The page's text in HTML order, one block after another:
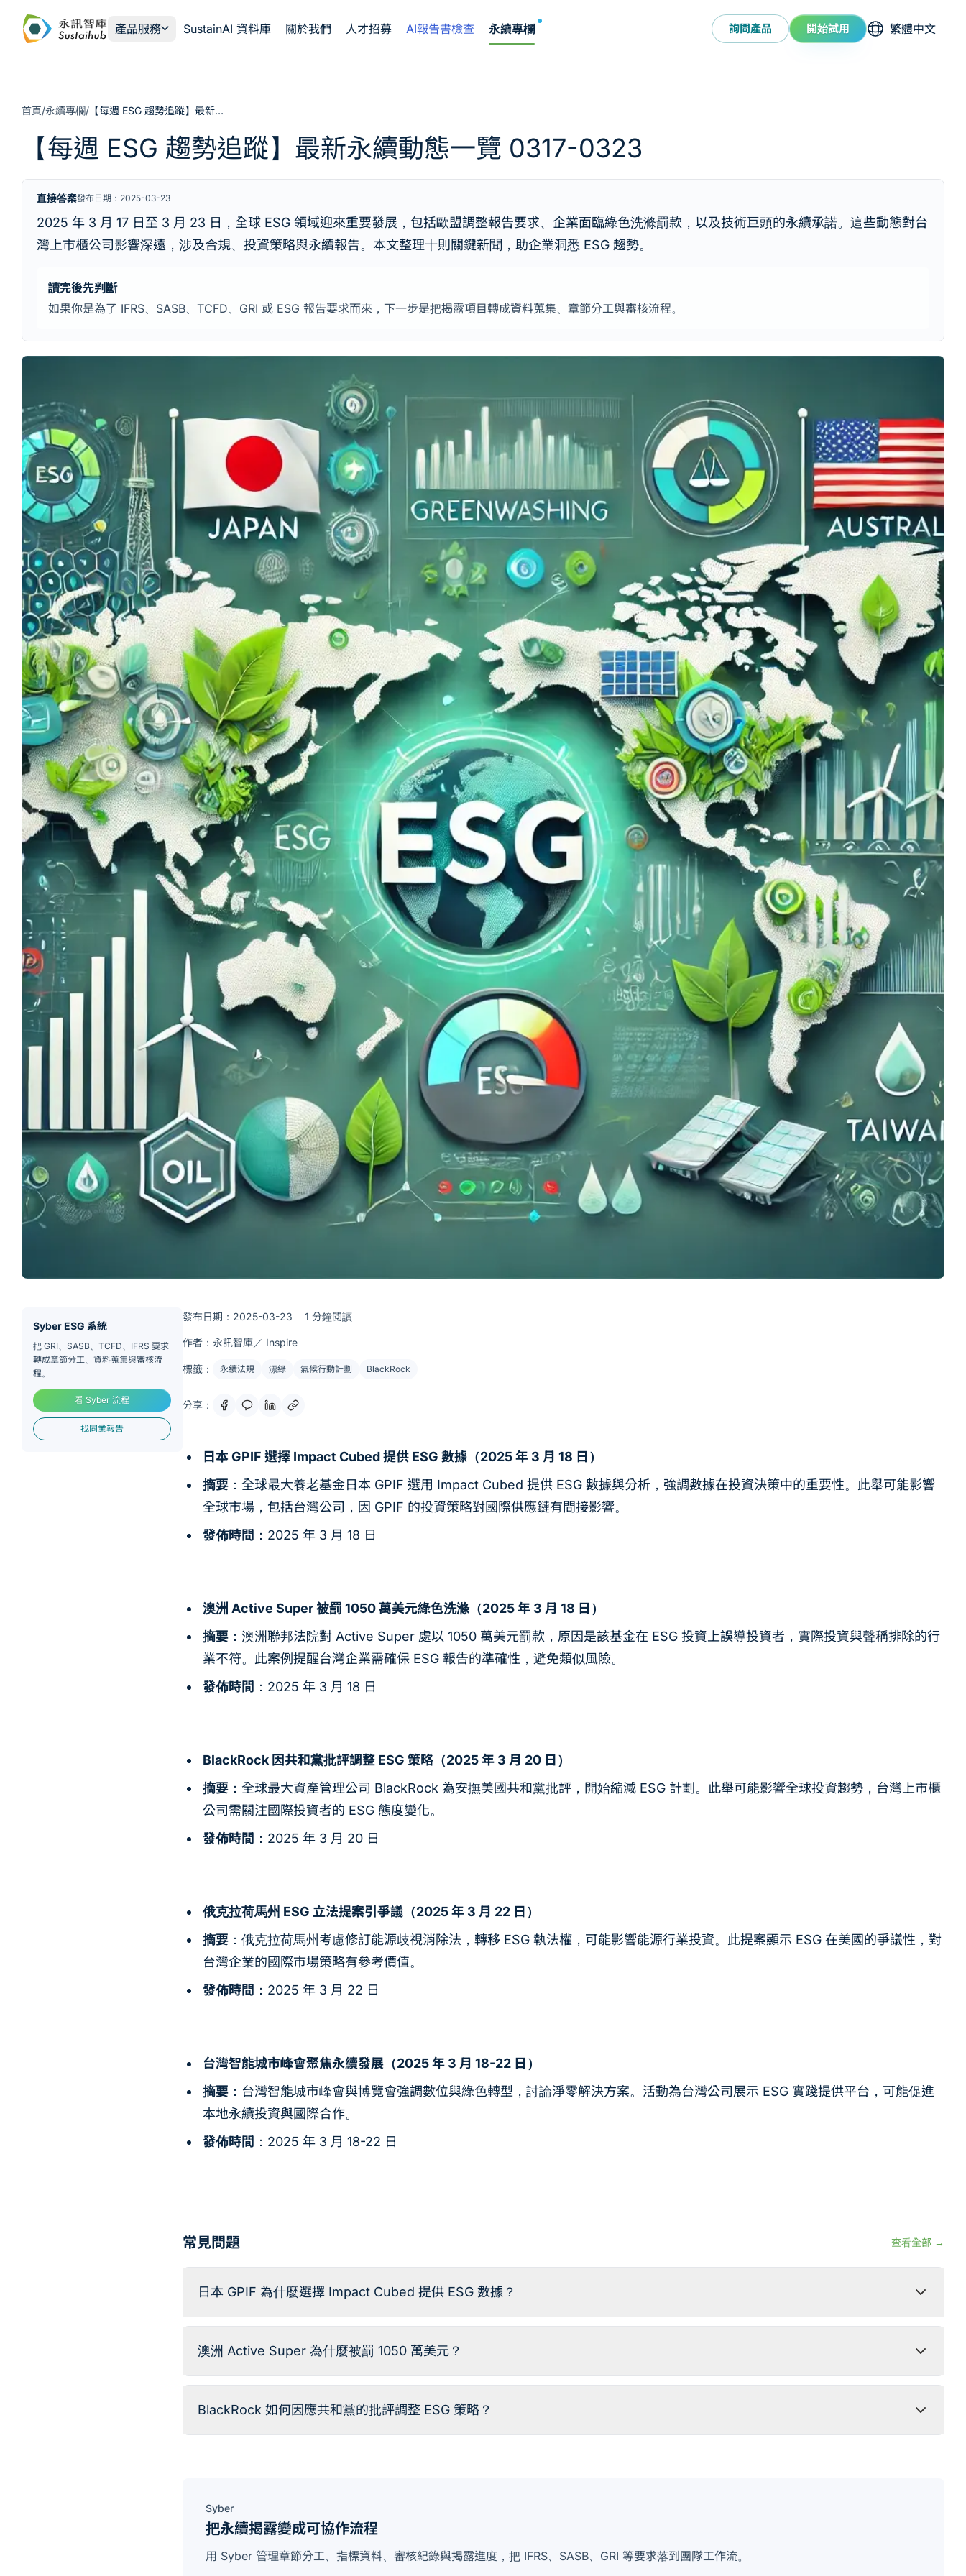
產品服務
SustainAI 資料庫 關於我們 人才招募 AI報告書檢查 永續專欄NEW 詢問產品 開始試用 選擇語系
首頁/永續專欄/ 【每週 ESG 趨勢追蹤】最新永續動態一覽 0317-0323
【每週 ESG 趨勢追蹤】最新永續動態一覽 0317-0323
直接答案發布日期：2025-03-23
2025 年 3 月 17 日至 3 月 23 日，全球 ESG 領域迎來重要發展，包括歐盟調整報告要求、企業面臨綠色洗滌罰款，以及技術巨頭的永續承諾。這些動態對台
灣上市櫃公司影響深遠，涉及合規、投資策略與永續報告。本文整理十則關鍵新聞，助企業洞悉 ESG 趨勢。
讀完後先判斷
如果你是為了 IFRS、SASB、TCFD、GRI 或 ESG 報告要求而來，下一步是把揭露項目轉成資料蒐集、章節分工與審核流程。
Syber ESG 系統
把 GRI、SASB、TCFD、IFRS 要求
轉成章節分工、資料蒐集與審核流
程。
看 Syber 流程
找同業報告
發布日期：2025-03-23 1 分鐘閱讀
作者：永訊智庫／ Inspire
標籤： 永續法規 漂綠 氣候行動計劃 BlackRock
分享：
日本 GPIF 選擇 Impact Cubed 提供 ESG 數據（2025 年 3 月 18 日）
摘要 ：全球最大養老基金日本 GPIF 選用 Impact Cubed 提供 ESG 數據與分析，強調數據在投資決策中的重要性。此舉可能影響
全球市場，包括台灣公司，因 GPIF 的投資策略對國際供應鏈有間接影響。
發佈時間 ：2025 年 3 月 18 日
澳洲 Active Super 被罰 1050 萬美元綠色洗滌（2025 年 3 月 18 日）
摘要 ：澳洲聯邦法院對 Active Super 處以 1050 萬美元罰款，原因是該基金在 ESG 投資上誤導投資者，實際投資與聲稱排除的行
業不符。此案例提醒台灣企業需確保 ESG 報告的準確性，避免類似風險。
發佈時間 ：2025 年 3 月 18 日
BlackRock 因共和黨批評調整 ESG 策略（2025 年 3 月 20 日）
摘要 ：全球最大資產管理公司 BlackRock 為安撫美國共和黨批評，開始縮減 ESG 計劃。此舉可能影響全球投資趨勢，台灣上市櫃
公司需關注國際投資者的 ESG 態度變化。
發佈時間 ：2025 年 3 月 20 日
俄克拉荷馬州 ESG 立法提案引爭議（2025 年 3 月 22 日）
摘要 ：俄克拉荷馬州考慮修訂能源歧視消除法，轉移 ESG 執法權，可能影響能源行業投資。此提案顯示 ESG 在美國的爭議性，對
台灣企業的國際市場策略有參考價值。
發佈時間 ：2025 年 3 月 22 日
台灣智能城市峰會聚焦永續發展（2025 年 3 月 18-22 日）
摘要 ：台灣智能城市峰會與博覽會強調數位與綠色轉型，討論淨零解決方案。活動為台灣公司展示 ESG 實踐提供平台，可能促進
本地永續投資與國際合作。
發佈時間 ：2025 年 3 月 18-22 日
常見問題 查看全部 →
日本 GPIF 為什麼選擇 Impact Cubed 提供 ESG 數據？
澳洲 Active Super 為什麼被罰 1050 萬美元？
BlackRock 如何因應共和黨的批評調整 ESG 策略？
Syber
把永續揭露變成可協作流程
用 Syber 管理章節分工、指標資料、審核紀錄與揭露進度，把 IFRS、SASB、GRI 等要求落到團隊工作流。